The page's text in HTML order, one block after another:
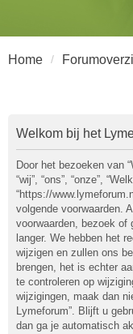
Home
Welkom bij het
Door het bezoeken van
“wij”, “ons”, “onze”,
“https://
volgende voorwaarden.
voorwaarden, bezoek of
langer. We hebben het
wijzigen en zullen ons
brengen, het is echter
te controleren op
wijzigingen, maak dan
Lymeforum”. Blijft u
dan ga je automatisch